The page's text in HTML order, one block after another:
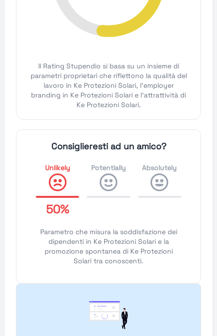
Il Rating Stupendio si basa su un insieme di
parametri proprietari che riflettono la qualità del
lavoro in Ke Protezioni Solari, l'employer
branding in Ke Protezioni Solari e l'attrattività di
Ke Protezioni Solari.
Consiglieresti ad un amico?
Unlikely
50%
Potentially Absolutely
Parametro che misura la soddisfazione dei
dipendenti in Ke Protezioni Solari e la
promozione spontanea di Ke Protezioni
Solari tra conoscenti.